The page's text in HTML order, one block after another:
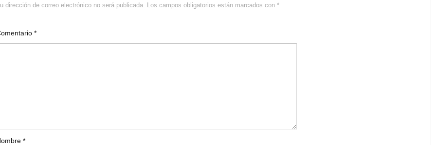
dirección de correo electrónico no será publicada. Los campos obligatorios están marcados con*
*
*